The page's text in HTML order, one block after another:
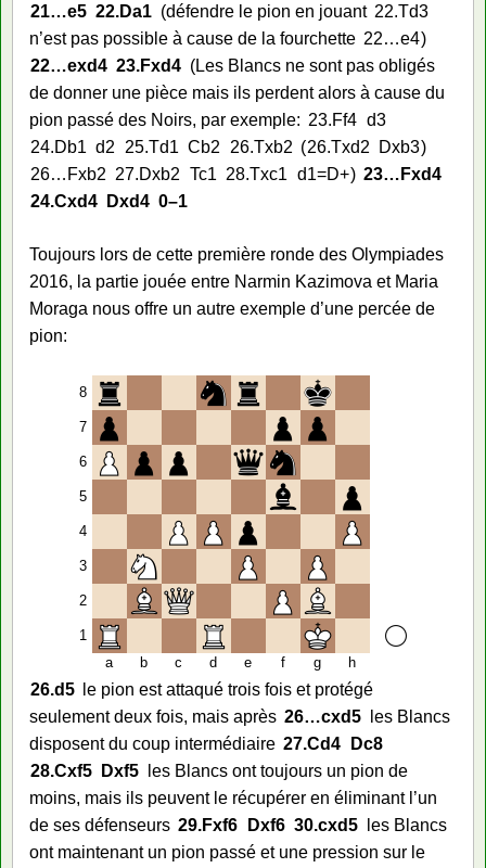
21…e5 22.Da1 défendre le pion en jouant 22.Td3
n’est pas possible à cause de la fourchette 22…e4
22…exd4 23.Fxd4
Les Blancs ne sont pas obligés
de donner une pièce mais ils perdent alors à cause du
pion passé des Noirs, par exemple: 23.Ff4 d3
24.Db1 d2 25.Td1 Cb2 26.Txb2 26.Txd2
Dxb3
26… Fxb2 27.Dxb2 Tc1 28.Txc1 d1=D+ 23… Fxd4
24.Cxd4 Dxd4 0–1
Toujours lors de cette première ronde des Olympiades
2016, la partie jouée entre Narmin Kazimova et Maria
Moraga nous offre un autre exemple d’une percée de
pion:
8
7
6
5
4
3
2
1
a
b c d e f g h
26.d5
le pion est attaqué trois fois et protégé
seulement deux fois, mais après 26…cxd5
les Blancs
disposent du coup intermédiaire 27.Cd4
Dc8
28.Cxf5 Dxf5
les Blancs ont toujours un pion de
moins, mais ils peuvent le récupérer en éliminant l’un
de ses défenseurs 29.Fxf6 Dxf6 30.cxd5
les Blancs
ont maintenant un pion passé et une pression sur le